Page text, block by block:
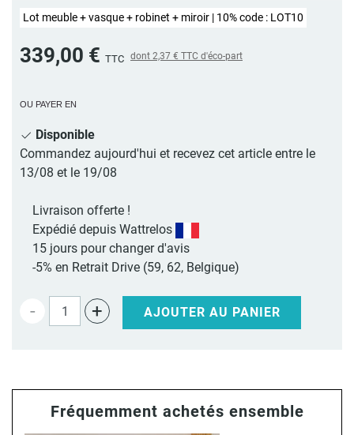
Lot meuble + vasque + robinet + miroir | 10% code : LOT10
339,00 € TTC dont 2,37 € TTC d'éco-part
OU PAYER EN
Disponible
Commandez aujourd'hui et recevez cet article entre le
13/08 et le 19/08
Livraison offerte !
Expédié depuis Wattrelos
15 jours pour changer d'avis
-5% en Retrait Drive (59, 62, Belgique)
- + AJOUTER AU PANIER
Fréquemment achetés ensemble